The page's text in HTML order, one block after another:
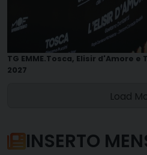
TG EMME.Tosca, Elisir d'Amore
2027
Load
INSERTO